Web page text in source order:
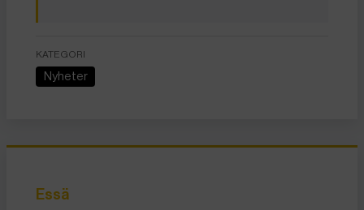
KATEGORI
Nyheter
Essä